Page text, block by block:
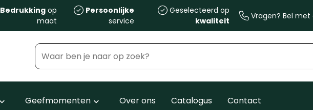
Bedrukkingop
maat
Persoonlijke
service
Geselecteerd op
kwaliteit
Vragen? Bel met
Geefmomenten Over ons Catalogus Contact